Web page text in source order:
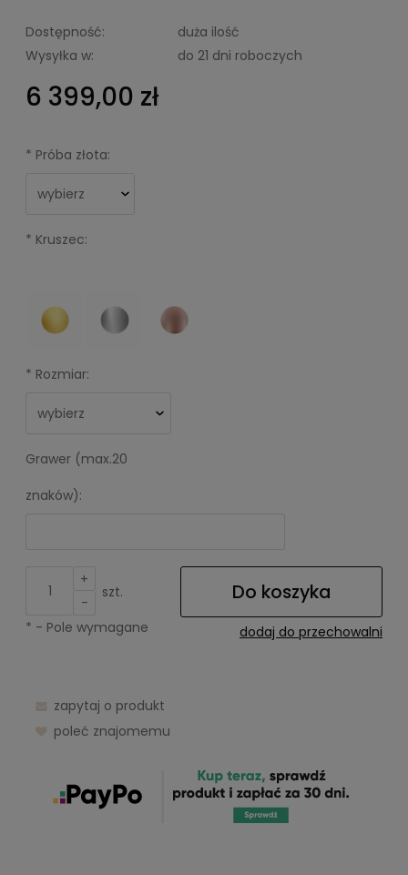
Dostępność:
duża ilość
Wysyłka w:
do 21 dni roboczych
6 399,00 zł
* Próba złota:
* Kruszec:
* Rozmiar:
Grawer (max.20
znaków):
+
-
szt. Do koszyka
dodaj do przechowalni
* - Pole wymagane
zapytaj o produkt
poleć znajomemu